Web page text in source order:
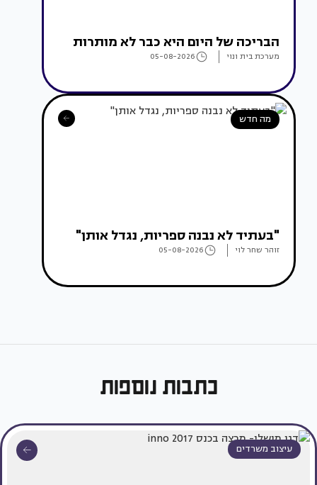
הבריכה של היום היא כבר לא מותרות
מערכת בית ונוי 05-08-2026
מה חדש
"בעתיד לא נבנה ספריות, נגדל אותן"
זוהר שחר לוי 05-08-2026
כתבות נוספות
עיצוב משרדים